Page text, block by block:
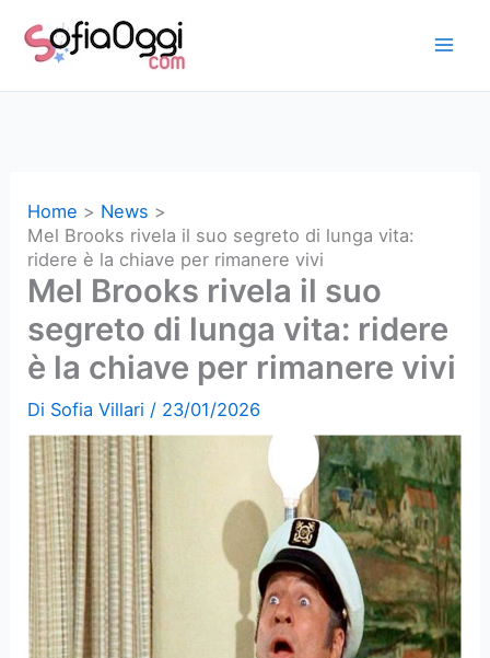
Home
News
Mel Brooks rivela il suo segreto di lunga vita:
ridere è la chiave per rimanere vivi
Mel Brooks rivela il suo
segreto di lunga vita: ridere
è la chiave per rimanere vivi
Di Sofia Villari / 23/01/2026